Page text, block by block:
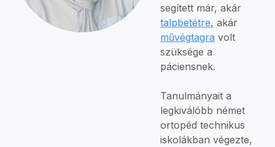
segített már, akár
talpbetétre, akár
művégtagra volt
szüksége a
páciensnek.
Tanulmányait a
legkiválóbb német
ortopéd technikus
iskolákban végezte,